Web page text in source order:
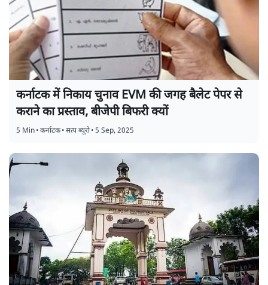
कर्नाटक में निकाय चुनाव EVM की जगह बैलेट पेपर से
कराने का प्रस्ताव, बीजेपी बिफरी क्यों
5 Min•कर्नाटक•सत्य ब्यूरो•5 Sep, 2025